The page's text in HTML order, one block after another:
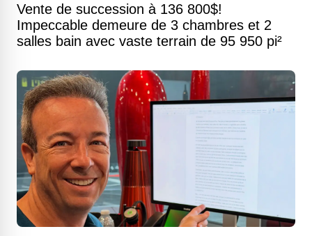
Vente de succession à 136 800$!
Impeccable demeure de 3 chambres et 2
salles bain avec vaste terrain de 95 950 pi²